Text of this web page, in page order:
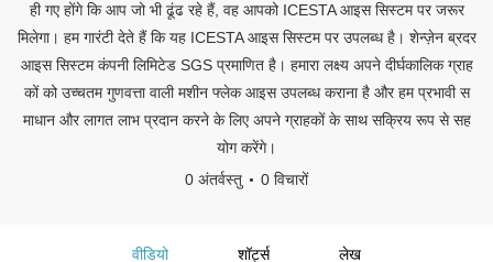
ही गए होंगे कि आप जो भी ढूंढ रहे हैं, वह आपको ICESTA आइस सिस्टम पर जरूर
मिलेगा। हम गारंटी देते हैं कि यह ICESTA आइस सिस्टम पर उपलब्ध है। शेन्ज़ेन ब्रदर
आइस सिस्टम कंपनी लिमिटेड SGS प्रमाणित है। हमारा लक्ष्य अपने दीर्घकालिक ग्राह
कों को उच्चतम गुणवत्ता वाली मशीन फ्लेक आइस उपलब्ध कराना है और हम प्रभावी स
माधान और लागत लाभ प्रदान करने के लिए अपने ग्राहकों के साथ सक्रिय रूप से सह
योग करेंगे।
0 अंतर्वस्तु
0 विचारों
वीडियो शॉर्ट्स लेख